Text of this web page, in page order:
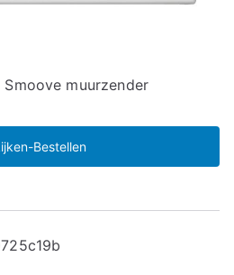
muurzender
Bestellen